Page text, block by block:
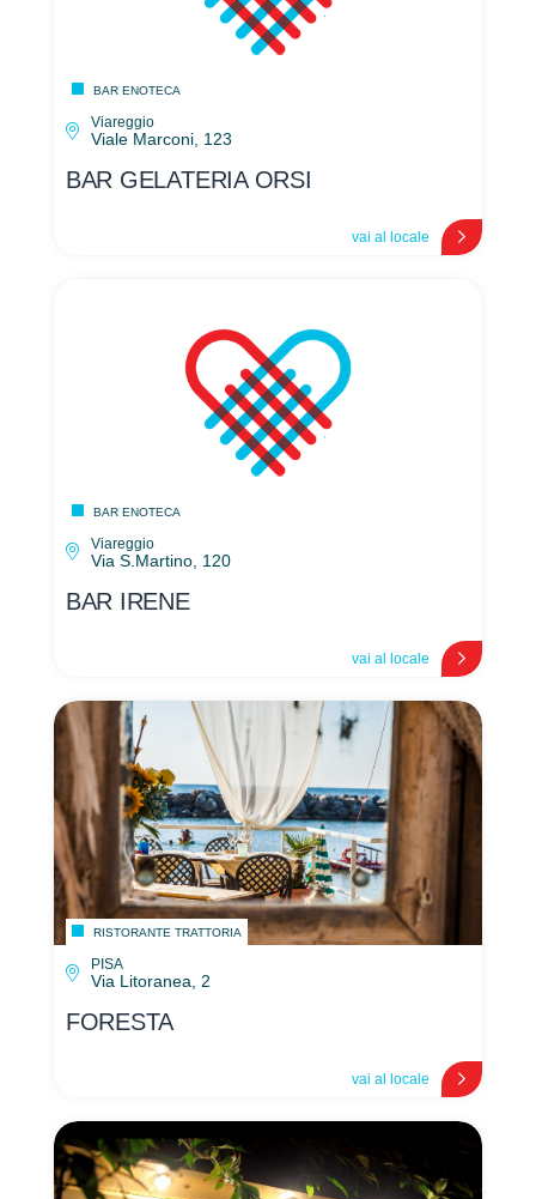
BAR ENOTECA
Viareggio
Viale Marconi, 123
BAR GELATERIA ORSI
vai al locale
BAR ENOTECA
Viareggio
Via S.Martino, 120
BAR IRENE
vai al locale
RISTORANTE TRATTORIA
PISA
Via Litoranea, 2
FORESTA
vai al locale